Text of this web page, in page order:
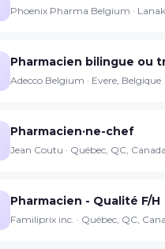
Phoenix Pharma Belgium ·
Pharmacien bilingue ou
Adecco Belgium · Evere, Belgique
Pharmacien·ne-chef
Jean Coutu · Québec, QC, Canada
Pharmacien - Qualité F/H
Familiprix inc. · Québec, QC,
Téléchargez
Se